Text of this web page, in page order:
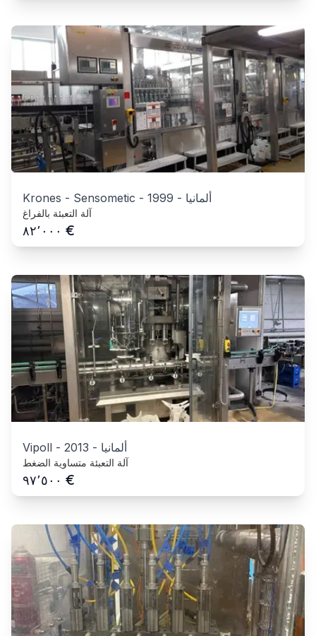
Krones - Sensometic - 1999 - ألمانيا
آلة التعبئة بالفراغ
٨٢٬٠٠٠ €
Vipoll - 2013 - ألمانيا
آلة التعبئة متساوية الضغط
٩٧٬٥٠٠ €